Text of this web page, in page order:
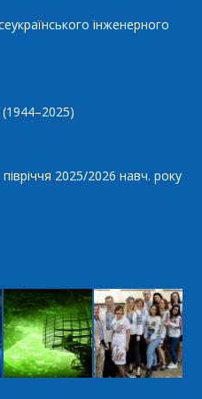
інженерного
2025/2026 навч. року